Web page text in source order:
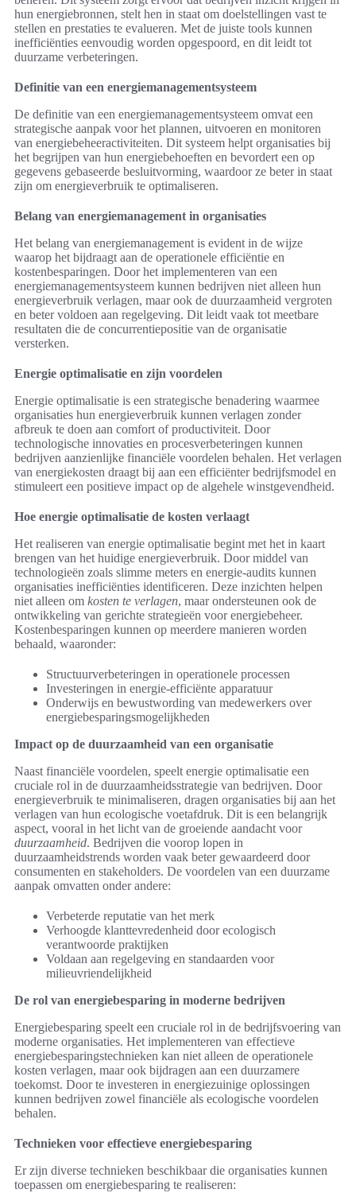
hun energiebronnen, stelt hen in staat om doelstellingen vast te
stellen en prestaties te evalueren. Met de juiste tools kunnen
inefficiënties eenvoudig worden opgespoord, en dit leidt tot
duurzame verbeteringen.
Definitie van een energiemanagementsysteem
De definitie van een energiemanagementsysteem omvat een
strategische aanpak voor het plannen, uitvoeren en monitoren
van energiebeheeractiviteiten. Dit systeem helpt organisaties bij
het begrijpen van hun energiebehoeften en bevordert een op
gegevens gebaseerde besluitvorming, waardoor ze beter in staat
zijn om energieverbruik te optimaliseren.
Belang van energiemanagement in organisaties
Het belang van energiemanagement is evident in de wijze
waarop het bijdraagt aan de operationele efficiëntie en
kostenbesparingen. Door het implementeren van een
energiemanagementsysteem kunnen bedrijven niet alleen hun
energieverbruik verlagen, maar ook de duurzaamheid vergroten
en beter voldoen aan regelgeving. Dit leidt vaak tot meetbare
resultaten die de concurrentiepositie van de organisatie
versterken.
Energie optimalisatie en zijn voordelen
Energie optimalisatie is een strategische benadering waarmee
organisaties hun energieverbruik kunnen verlagen zonder
afbreuk te doen aan comfort of productiviteit. Door
technologische innovaties en procesverbeteringen kunnen
bedrijven aanzienlijke financiële voordelen behalen. Het verlagen
van energiekosten draagt bij aan een efficiënter bedrijfsmodel en
stimuleert een positieve impact op de algehele winstgevendheid.
Hoe energie optimalisatie de kosten verlaagt
Het realiseren van energie optimalisatie begint met het in kaart
brengen van het huidige energieverbruik. Door middel van
technologieën zoals slimme meters en energie-audits kunnen
organisaties inefficiënties identificeren. Deze inzichten helpen
niet alleen om kosten te verlagen, maar ondersteunen ook de
ontwikkeling van gerichte strategieën voor energiebeheer.
Kostenbesparingen kunnen op meerdere manieren worden
behaald, waaronder:
Structuurverbeteringen in operationele processen
Investeringen in energie-efficiënte apparatuur
Onderwijs en bewustwording van medewerkers over
energiebesparingsmogelijkheden
Impact op de duurzaamheid van een organisatie
Naast financiële voordelen, speelt energie optimalisatie een
cruciale rol in de duurzaamheidsstrategie van bedrijven. Door
energieverbruik te minimaliseren, dragen organisaties bij aan het
verlagen van hun ecologische voetafdruk. Dit is een belangrijk
aspect, vooral in het licht van de groeiende aandacht voor
duurzaamheid. Bedrijven die voorop lopen in
duurzaamheidstrends worden vaak beter gewaardeerd door
consumenten en stakeholders. De voordelen van een duurzame
aanpak omvatten onder andere:
Verbeterde reputatie van het merk
Verhoogde klanttevredenheid door ecologisch
verantwoorde praktijken
Voldaan aan regelgeving en standaarden voor
milieuvriendelijkheid
De rol van energiebesparing in moderne bedrijven
Energiebesparing speelt een cruciale rol in de bedrijfsvoering van
moderne organisaties. Het implementeren van effectieve
energiebesparingstechnieken kan niet alleen de operationele
kosten verlagen, maar ook bijdragen aan een duurzamere
toekomst. Door te investeren in energiezuinige oplossingen
kunnen bedrijven zowel financiële als ecologische voordelen
behalen.
Technieken voor effectieve energiebesparing
Er zijn diverse technieken beschikbaar die organisaties kunnen
toepassen om energiebesparing te realiseren: